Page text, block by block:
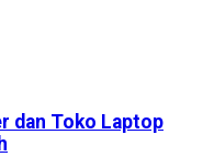
dan Toko Laptop